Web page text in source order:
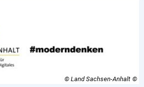
© Land Sachsen-Anhalt